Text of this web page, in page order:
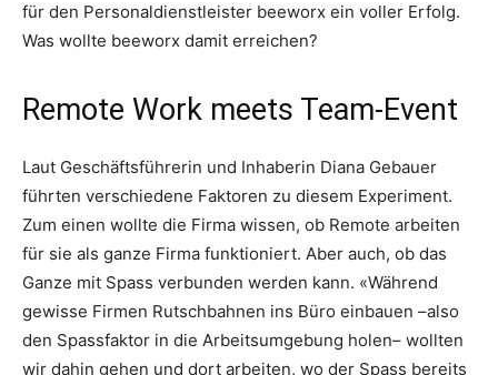
für den Personaldienstleister beeworx ein voller Erfolg.
Was wollte beeworx damit erreichen?
Remote Work meets Team-Event
Laut Geschäftsführerin und Inhaberin Diana Gebauer
führten verschiedene Faktoren zu diesem Experiment.
Zum einen wollte die Firma wissen, ob Remote arbeiten
für sie als ganze Firma funktioniert. Aber auch, ob das
Ganze mit Spass verbunden werden kann. «Während
gewisse Firmen Rutschbahnen ins Büro einbauen –also
den Spassfaktor in die Arbeitsumgebung holen– wollten
wir dahin gehen und dort arbeiten, wo der Spass bereits